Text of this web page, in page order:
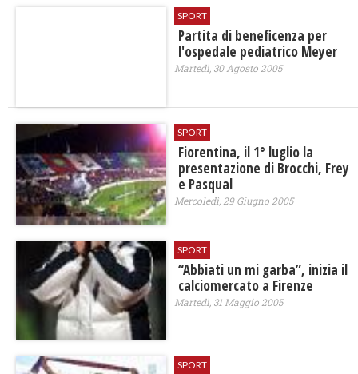
SPORT
Partita di beneficenza per
l'ospedale pediatrico Meyer
Martedì, 30 Agosto 2005
SPORT
Fiorentina, il 1° luglio la
presentazione di Brocchi, Frey
e Pasqual
Mercoledì, 29 Giugno 2005
SPORT
“Abbiati un mi garba”, inizia il
calciomercato a Firenze
Martedì, 31 Maggio 2005
SPORT